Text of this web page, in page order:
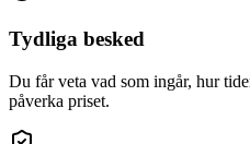
Tydliga besked
Du får veta vad som ingår, hur
påverka priset.